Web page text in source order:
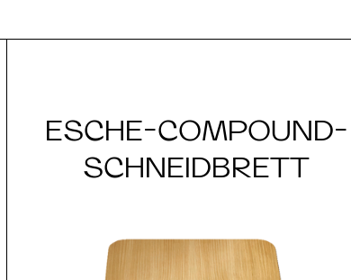
ESCHE-COMPOUND-
SCHNEIDBRETT